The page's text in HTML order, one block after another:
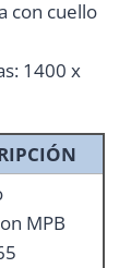
con cuello
1400 x
MPB